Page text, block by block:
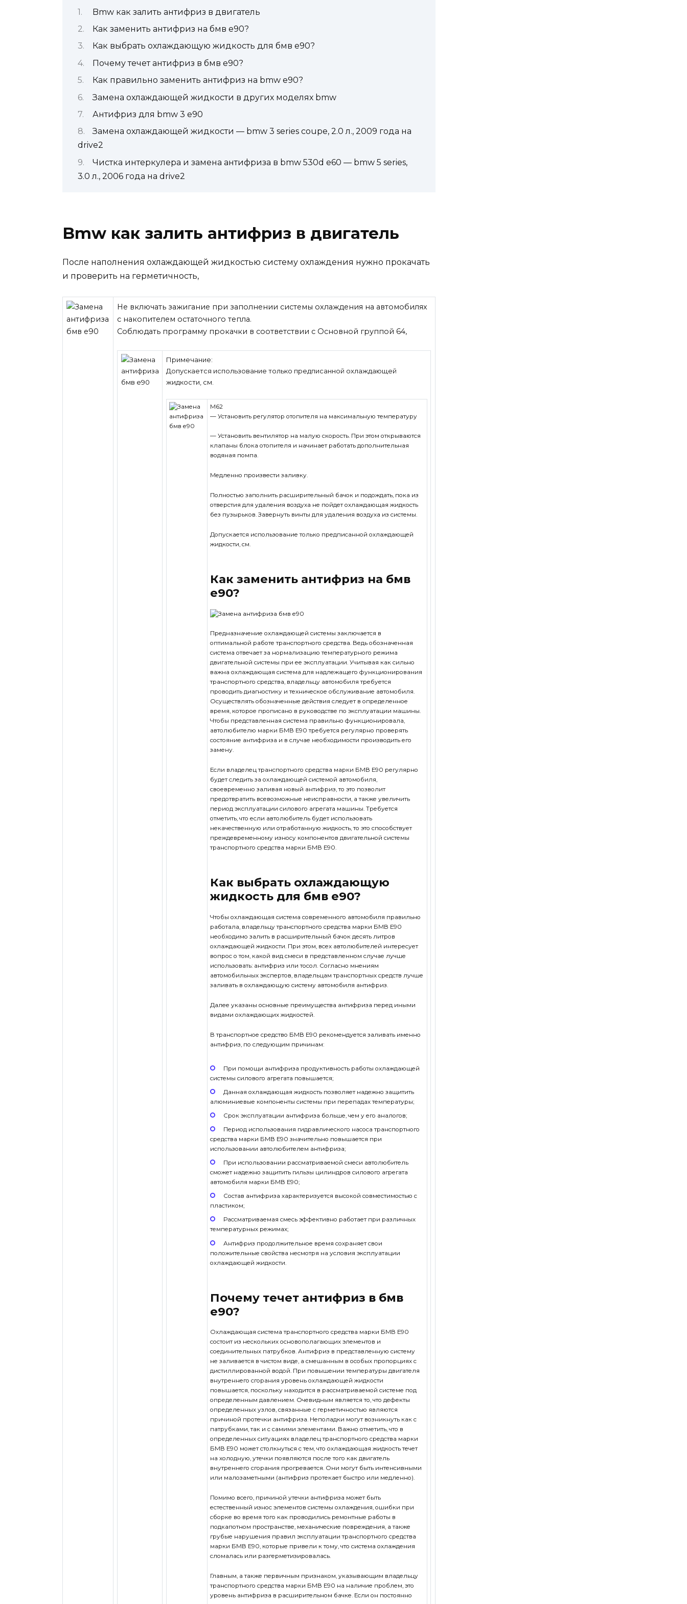
Bmw как залить антифриз в двигатель
Как заменить антифриз на бмв е90?
Как выбрать охлаждающую жидкость для бмв е90?
Почему течет антифриз в бмв е90?
Как правильно заменить антифриз на bmw е90?
Замена охлаждающей жидкости в других моделях bmw
Антифриз для bmw 3 e90
Замена охлаждающей жидкости — bmw 3 series coupe, 2.0 л., 2009 года на
drive2
Чистка интеркулера и замена антифриза в bmw 530d e60 — bmw 5 series,
3.0 л., 2006 года на drive2
Bmw как залить антифриз в двигатель
После наполнения охлаждающей жидкостью систему охлаждения нужно прокачать
и проверить на герметичность,
Не включать зажигание при заполнении системы охлаждения на автомобилях
с накопителем остаточного тепла.
Соблюдать программу прокачки в соответствии с Основной группой 64,
Примечание:
Допускается использование только предписанной охлаждающей
жидкости, см.
M62
— Установить регулятор отопителя на максимальную температуру
— Установить вентилятор на малую скорость. При этом открываются
клапаны блока отопителя и начинает работать дополнительная
водяная помпа.
Медленно произвести заливку.
Полностью заполнить расширительный бачок и подождать, пока из
отверстия для удаления воздуха не пойдет охлаждающая жидкость
без пузырьков. Завернуть винты для удаления воздуха из системы.
Допускается использование только предписанной охлаждающей
жидкости, см.
Как заменить антифриз на бмв
е90?
Предназначение охлаждающей системы заключается в
оптимальной работе транспортного средства. Ведь обозначенная
система отвечает за нормализацию температурного режима
двигательной системы при ее эксплуатации. Учитывая как сильно
важна охлаждающая система для надлежащего функционирования
транспортного средства, владельцу автомобиля требуется
проводить диагностику и техническое обслуживание автомобиля.
Осуществлять обозначенные действия следует в определенное
время, которое прописано в руководстве по эксплуатации машины.
Чтобы представленная система правильно функционировала,
автолюбителю марки БМВ Е90 требуется регулярно проверять
состояние антифриза и в случае необходимости производить его
замену.
Если владелец транспортного средства марки БМВ Е90 регулярно
будет следить за охлаждающей системой автомобиля,
своевременно заливая новый антифриз, то это позволит
предотвратить всевозможные неисправности, а также увеличить
период эксплуатации силового агрегата машины. Требуется
отметить, что если автолюбитель будет использовать
некачественную или отработанную жидкость, то это способствует
преждевременному износу компонентов двигательной системы
транспортного средства марки БМВ Е90.
Как выбрать охлаждающую
жидкость для бмв е90?
Чтобы охлаждающая система современного автомобиля правильно
работала, владельцу транспортного средства марки БМВ Е90
необходимо залить в расширительный бачок десять литров
охлаждающей жидкости. При этом, всех автолюбителей интересует
вопрос о том, какой вид смеси в представленном случае лучше
использовать: антифриз или тосол. Согласно мнениям
автомобильных экспертов, владельцам транспортных средств лучше
заливать в охлаждающую систему автомобиля антифриз.
Далее указаны основные преимущества антифриза перед иными
видами охлаждающих жидкостей.
В транспортное средство БМВ Е90 рекомендуется заливать именно
антифриз, по следующим причинам:
При помощи антифриза продуктивность работы охлаждающей
системы силового агрегата повышается;
Данная охлаждающая жидкость позволяет надежно защитить
алюминиевые компоненты системы при перепадах температуры;
Срок эксплуатации антифриза больше, чем у его аналогов;
Период использования гидравлического насоса транспортного
средства марки БМВ Е90 значительно повышается при
использовании автолюбителем антифриза;
При использовании рассматриваемой смеси автолюбитель
сможет надежно защитить гильзы цилиндров силового агрегата
автомобиля марки БМВ Е90;
Состав антифриза характеризуется высокой совместимостью с
пластиком;
Рассматриваемая смесь эффективно работает при различных
температурных режимах;
Антифриз продолжительное время сохраняет свои
положительные свойства несмотря на условия эксплуатации
охлаждающей жидкости.
Почему течет антифриз в бмв
е90?
Охлаждающая система транспортного средства марки БМВ Е90
состоит из нескольких основополагающих элементов и
соединительных патрубков. Антифриз в представленную систему
не заливается в чистом виде, а смешанным в особых пропорциях с
дистиллированной водой. При повышении температуры двигателя
внутреннего сгорания уровень охлаждающей жидкости
повышается, поскольку находится в рассматриваемой системе под
определенным давлением. Очевидным является то, что дефекты
определенных узлов, связанные с герметичностью являются
причиной протечки антифриза. Неполадки могут возникнуть как с
патрубками, так и с самими элементами. Важно отметить, что в
определенных ситуациях владелец транспортного средства марки
БМВ Е90 может столкнуться с тем, что охлаждающая жидкость течет
на холодную, утечки появляются после того как двигатель
внутреннего сгорания прогревается. Они могут быть интенсивными
или малозаметными (антифриз протекает быстро или медленно).
Помимо всего, причиной утечки антифриза может быть
естественный износ элементов системы охлаждения, ошибки при
сборке во время того как проводились ремонтные работы в
подкапотном пространстве, механические повреждения, а также
грубые нарушения правил эксплуатации транспортного средства
марки БМВ Е90, которые привели к тому, что система охлаждения
сломалась или разгерметизировалась.
Главным, а также первичным признаком, указывающим владельцу
транспортного средства марки БМВ Е90 на наличие проблем, это
уровень антифриза в расширительном бачке. Если он постоянно